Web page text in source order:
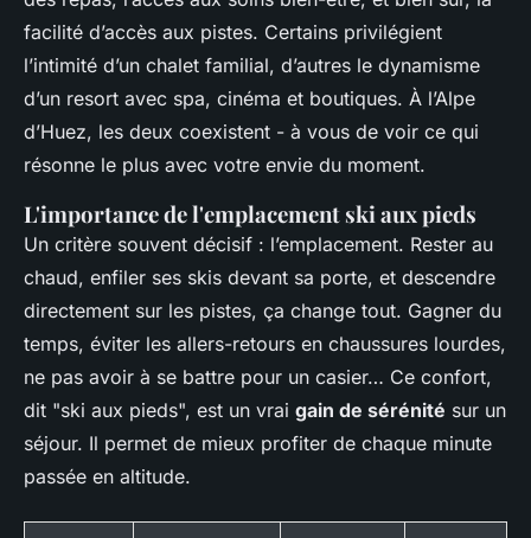
facilité d’accès aux pistes. Certains privilégient
l’intimité d’un chalet familial, d’autres le dynamisme
d’un resort avec spa, cinéma et boutiques. À l’Alpe
d’Huez, les deux coexistent - à vous de voir ce qui
résonne le plus avec votre envie du moment.
L'importance de l'emplacement ski aux pieds
Un critère souvent décisif : l’emplacement. Rester au
chaud, enfiler ses skis devant sa porte, et descendre
directement sur les pistes, ça change tout. Gagner du
temps, éviter les allers-retours en chaussures lourdes,
ne pas avoir à se battre pour un casier… Ce confort,
dit "ski aux pieds", est un vrai gain de sérénité sur un
séjour. Il permet de mieux profiter de chaque minute
passée en altitude.